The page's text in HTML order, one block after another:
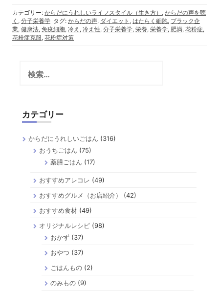
カテゴリー: からだにうれしいライフスタイル（生き方） , からだの声を聴
く , 分子栄養学 タグ: からだの声, ダイエット , はたらく細胞, ブラック企
業, 健康法, 免疫細胞, 冷え , 冷え性, 分子栄養学, 栄養, 栄養学, 肥満, 花粉症,
花粉症克服, 花粉症対策
カテゴリー
からだにうれしいごはん (316)
おうちごはん (75)
薬膳ごはん (17)
おすすめアレコレ (49)
おすすめグルメ（お店紹介）
(42)
おすすめ食材 (49)
オリジナルレシピ (98)
おかず(37)
おやつ (37)
ごはんもの(2)
のみもの(9)